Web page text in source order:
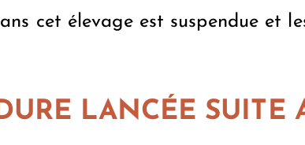
cet élevage est suspendue et
LANCÉE